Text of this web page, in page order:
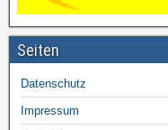
Seiten
Datenschutz
Impressum